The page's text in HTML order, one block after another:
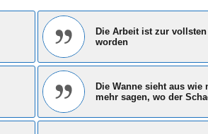
Die Arbeit ist zur
worden
Die Wanne sieht aus
mehr sagen, wo der